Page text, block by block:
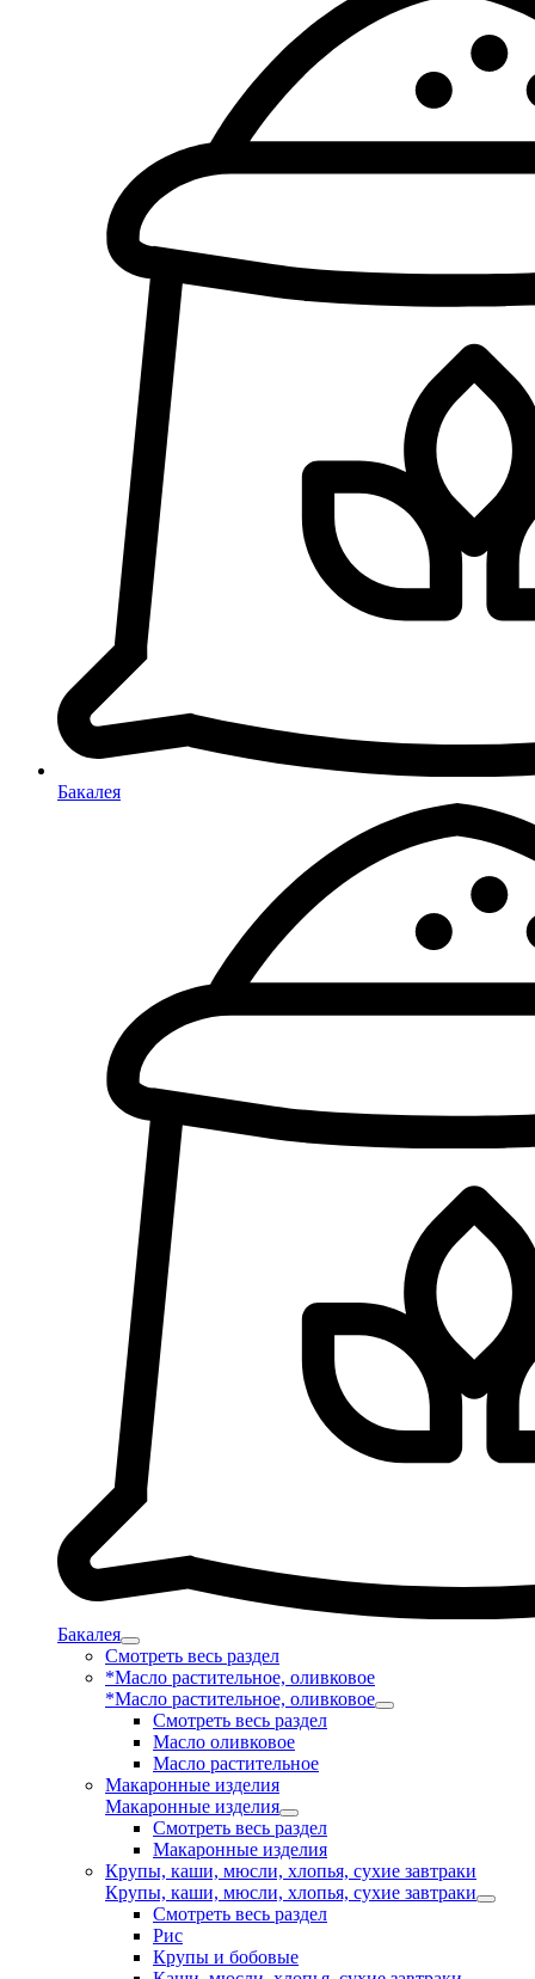
Бакалея
Бакалея
Смотреть весь раздел
*Масло растительное, оливковое
*Масло растительное, оливковое
Смотреть весь раздел
Масло оливковое
Масло растительное
Макаронные изделия
Макаронные изделия
Смотреть весь раздел
Макаронные изделия
Крупы, каши, мюсли, хлопья, сухие завтраки
Крупы, каши, мюсли, хлопья, сухие завтраки
Смотреть весь раздел
Рис
Крупы и бобовые